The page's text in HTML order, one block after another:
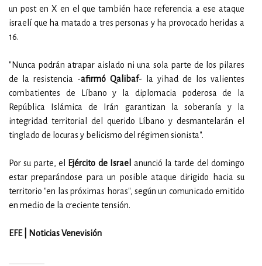
un post en X en el que también hace referencia a ese ataque
israelí que ha matado a tres personas y ha provocado heridas a
16.
"Nunca podrán atrapar aislado ni una sola parte de los pilares
de la resistencia -afirmó Qalibaf- la yihad de los valientes
combatientes de Líbano y la diplomacia poderosa de la
República Islámica de Irán garantizan la soberanía y la
integridad territorial del querido Líbano y desmantelarán el
tinglado de locuras y belicismo del régimen sionista".
Por su parte, el Ejército de Israel anunció la tarde del domingo
estar preparándose para un posible ataque dirigido hacia su
territorio "en las próximas horas", según un comunicado emitido
en medio de la creciente tensión.
EFE | Noticias Venevisión